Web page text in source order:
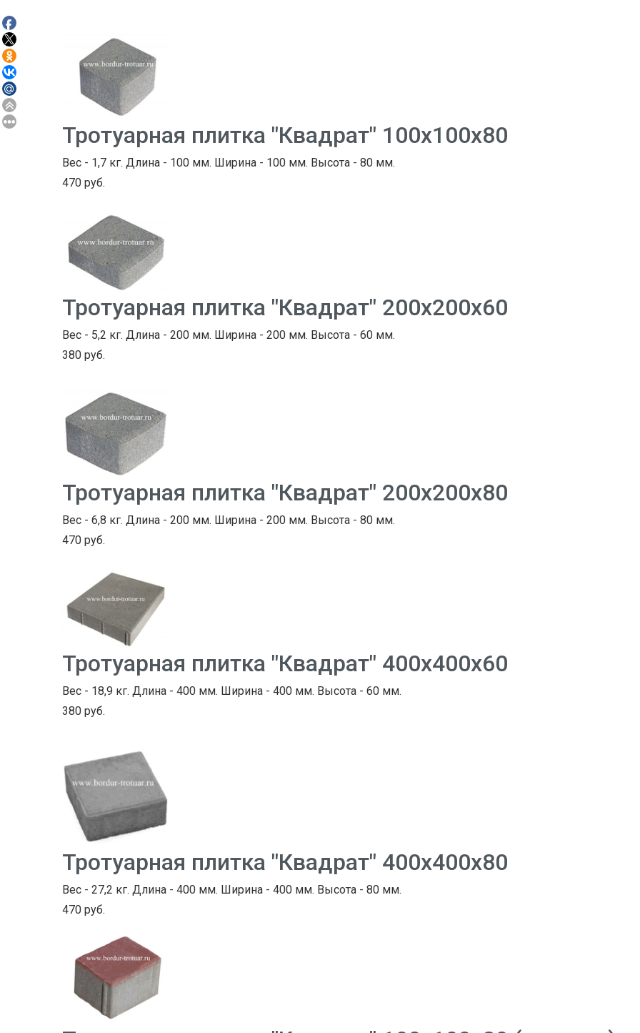
Тротуарная плитка "Квадрат" 100х100х80
Вес - 1,7 кг. Длина - 100 мм. Ширина - 100 мм. Высота - 80 мм.
470 руб.
Тротуарная плитка "Квадрат" 200х200х60
Вес - 5,2 кг. Длина - 200 мм. Ширина - 200 мм. Высота - 60 мм.
380 руб.
Тротуарная плитка "Квадрат" 200х200х80
Вес - 6,8 кг. Длина - 200 мм. Ширина - 200 мм. Высота - 80 мм.
470 руб.
Тротуарная плитка "Квадрат" 400х400х60
Вес - 18,9 кг. Длина - 400 мм. Ширина - 400 мм. Высота - 60 мм.
380 руб.
Тротуарная плитка "Квадрат" 400х400х80
Вес - 27,2 кг. Длина - 400 мм. Ширина - 400 мм. Высота - 80 мм.
470 руб.